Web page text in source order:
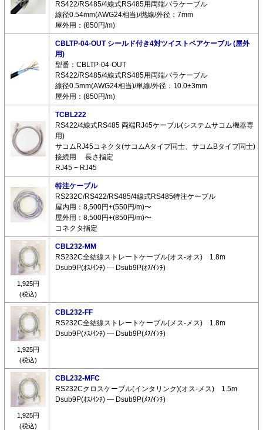
RS422/RS485/4線式RS485用両端バラケーブル
線径0.54mm(AWG24相当)/撚線/外径：7mm
屋外用：(850円/m)
CBLTP-04-OUT シールド付き4対ツイストペアケーブル (屋外
用)
型番：CBLTP-04-OUT
RS422/RS485/4線式RS485用両端バラケーブル
線径0.5mm(AWG24相当)/単線/外径：10.0±3mm
屋外用：(850円/m)
TCBL222
RS422/4線式RS485 両端RJ45ケーブル(システムサコム機器専
用)
サコムRJ45コネクタ(サコムAタイプ同士、サコムBタイプ同士)
接続用 長さ指定
RJ45 − RJ45
特注ケーブル
RS232C/RS422/RS485/4線式RS485特注ケーブル
屋内用：8,500円+(550円/m)〜
屋外用：8,500円+(850円/m)〜
コネクタ指定
1,925円
(税込)
CBL232-MM
RS232C全結線ストレートケーブル(オス-オス) 1.8m
Dsub9P(ｵｽ/ｲﾝﾁ) ― Dsub9P(ｵｽ/ｲﾝﾁ)
1,925円
(税込)
CBL232-FF
RS232C全結線ストレートケーブル(メス-メス) 1.8m
Dsub9P(ﾒｽ/ｲﾝﾁ) ― Dsub9P(ﾒｽ/ｲﾝﾁ)
1,925円
(税込)
CBL232-MFC
RS232Cクロスケーブル(インタリンク)(オス-メス) 1.5m
Dsub9P(ｵｽ/ｲﾝﾁ) ― Dsub9P(ﾒｽ/ｲﾝﾁ)